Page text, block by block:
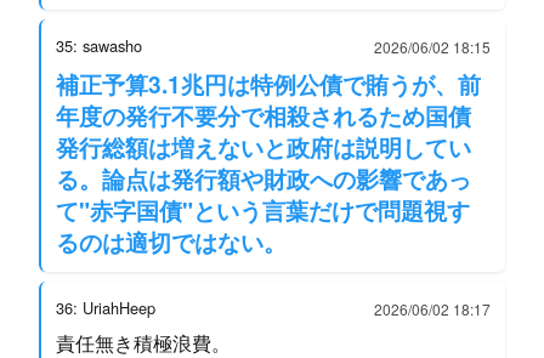
35: sawasho 2026/06/02 18:15
補正予算3.1兆円は特例公債で賄うが、前
年度の発行不要分で相殺されるため国債
発行総額は増えないと政府は説明してい
る。論点は発行額や財政への影響であっ
て"赤字国債"という言葉だけで問題視す
るのは適切ではない。
36: UriahHeep 2026/06/02 18:17
責任無き積極浪費。